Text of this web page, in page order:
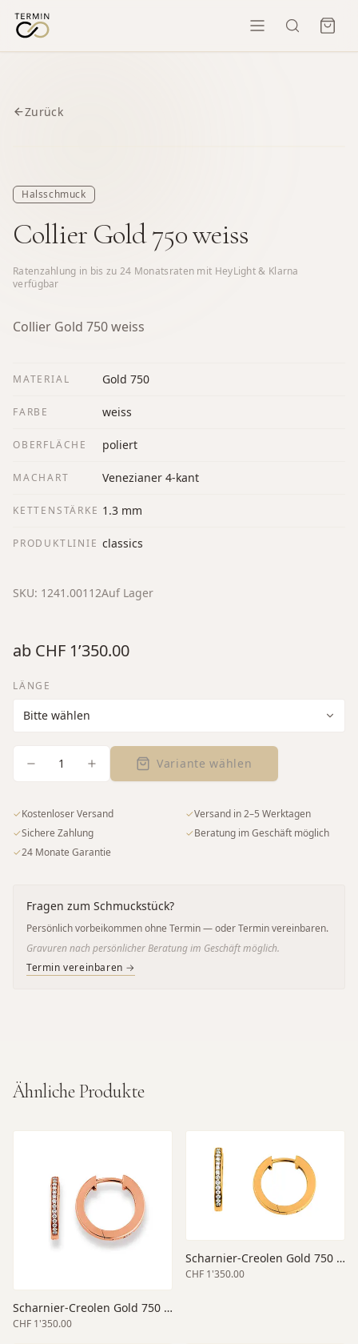
Zurück
Halsschmuck
Collier Gold 750 weiss
Ratenzahlung in bis zu 24 Monatsraten mit HeyLight & Klarna
verfügbar
Collier Gold 750 weiss
MATERIAL Gold 750
FARBE weiss
OBERFLÄCHE poliert
MACHART Venezianer 4-kant
KETTENSTÄRKE 1.3 mm
PRODUKTLINIE classics
SKU: 1241.00112Auf Lager
ab CHF 1’350.00
LÄNGE
1 Variante wählen
✓Kostenloser Versand ✓Versand in 2–5 Werktagen
✓Sichere Zahlung ✓Beratung im Geschäft möglich
✓24 Monate Garantie
Fragen zum Schmuckstück?
Persönlich vorbeikommen ohne Termin — oder Termin vereinbaren.
Gravuren nach persönlicher Beratung im Geschäft möglich.
Termin vereinbaren →
Ähnliche Produkte
Scharnier-Creolen Gold 750 rot
CHF 1'350.00
Scharnier-Creolen Gold 750 gelb
CHF 1'350.00